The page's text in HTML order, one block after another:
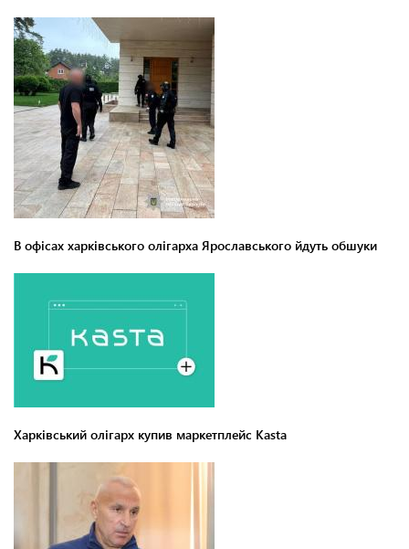
В офісах харківського олігарха Ярославського йдуть обшуки
Харківський олігарх купив маркетплейс Kasta